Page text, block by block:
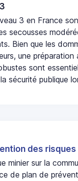
3 en France
secousses
Bien que les
une
sont
sécurité publique
des risques
minier sur la
de plan de